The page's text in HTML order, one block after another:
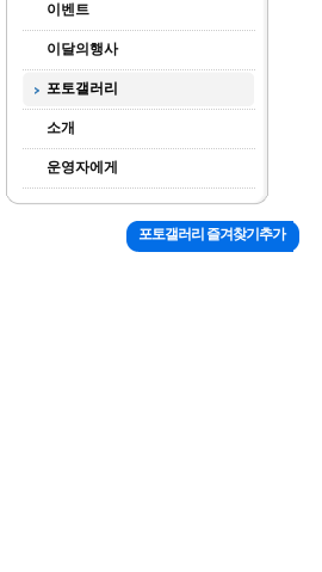
이벤트
이달의행사
포토갤러리
소개
운영자에게
포토갤러리 즐겨찾기추가